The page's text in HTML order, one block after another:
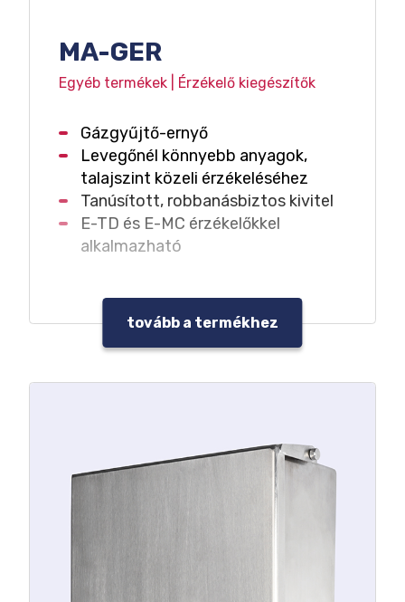
MA-GER
Egyéb termékek | Érzékelő kiegészítők
Gázgyűjtő-ernyő
Levegőnél könnyebb anyagok,
talajszint közeli érzékeléséhez
Tanúsított, robbanásbiztos kivitel
E-TD és E-MC érzékelőkkel
alkalmazható
tovább a termékhez